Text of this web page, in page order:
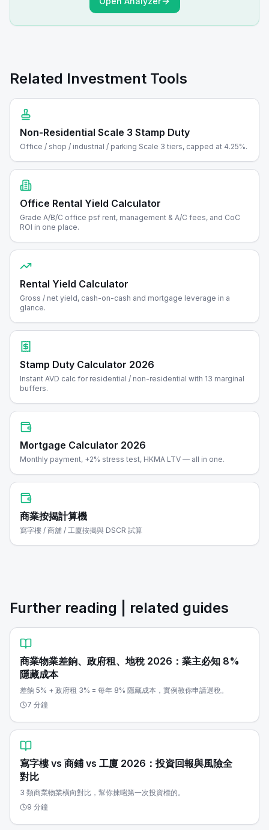
Related Investment Tools
Non-Residential Scale 3 Stamp Duty
Office / shop / industrial / parking Scale 3 tiers, capped at 4.25%.
Office Rental Yield Calculator
Grade A/B/C office psf rent, management & A/C fees, and CoC
ROI in one place.
Rental Yield Calculator
Gross / net yield, cash-on-cash and mortgage leverage in a
glance.
Stamp Duty Calculator 2026
Instant AVD calc for residential / non-residential with 13 marginal
buffers.
Mortgage Calculator 2026
Monthly payment, +2% stress test, HKMA LTV — all in one.
商業按揭計算機
寫字樓 / 商舖 / 工廈按揭與 DSCR 試算
Further reading | related guides
商業物業差餉、政府租、地稅 2026：業主必知 8%
隱藏成本
差餉 5% + 政府租 3% = 每年 8% 隱藏成本，實例教你申請退稅。
7 分鐘
寫字樓 vs 商鋪 vs 工廈 2026：投資回報與風險全
對比
3 類商業物業橫向對比，幫你揀啱第一次投資標的。
9 分鐘